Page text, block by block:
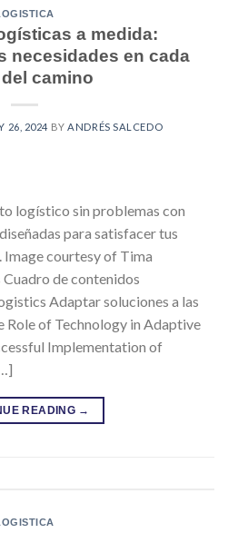
a medida:
necesidades en cada
camino
26, 2024 BYANDRÉS SALCEDO
logístico sin problemas con
para satisfacer tus
Image courtesy of Tima
de contenidos
Adaptar soluciones a las
Role of Technology in Adaptive
Implementation of
READING →